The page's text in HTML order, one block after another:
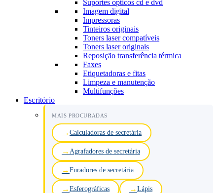
Suportes opticos cd e dvd
Imagem digital
Impressoras
Tinteiros originais
Toners laser compatíveis
Toners laser originais
Reposição transferência térmica
Faxes
Etiquetadoras e fitas
Limpeza e manutenção
Multifunções
Escritório
MAIS PROCURADAS
Calculadoras de secretária
Agrafadores de secretária
Furadores de secretária
Esferográficas Lápis